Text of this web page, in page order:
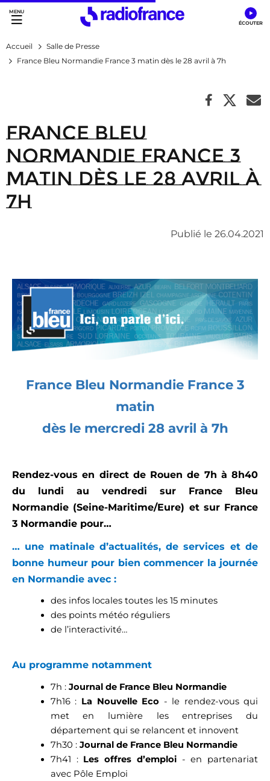
Accès direct :
Menu principal
Contenu
Accueil
Salle de Presse
France Bleu Normandie France 3 matin dès le 28 avril à 7h
France Bleu
Normandie France 3
matin dès le 28 avril à
7h
Publié le 26.04.2021
France Bleu Normandie France 3
matin
dès le mercredi 28 avril à 7h
Rendez-vous en direct de Rouen de 7h à 8h40
du lundi au vendredi sur France Bleu
Normandie (Seine-Maritime/Eure) et sur France
3 Normandie pour…
… une matinale d’actualités, de services et de
bonne humeur pour bien commencer la journée
en Normandie avec :
des infos locales toutes les 15 minutes
des points météo réguliers
de l’interactivité…
Au programme notamment
7h : Journal de France Bleu Normandie
7h16 : La Nouvelle Eco - le rendez-vous qui
met en lumière les entreprises du
département qui se relancent et innovent
7h30 : Journal de France Bleu Normandie
7h41 : Les offres d’emploi - en partenariat
avec Pôle Emploi